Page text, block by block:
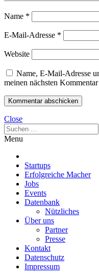
Name *
E-Mail-Adresse *
Website
Name, E-Mail-Adresse
meinen nächsten
Close
Suchen
nach:
Menu
Startups
Erfolgreiche Macher
Jobs
Events
Datenbank
Nützliches
Über uns
Partner
Presse
Kontakt
Datenschutz
Impressum